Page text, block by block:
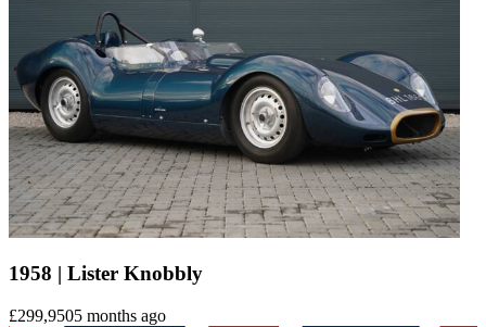
1958 | Lister Knobbly
£299,9505 months ago